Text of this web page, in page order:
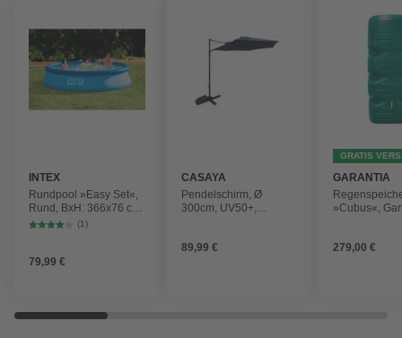
INTEX
Rundpool »Easy Set«,
Rund, BxH: 366x76 cm,
blau
(1)
79,99 €
CASAYA
Pendelschirm, Ø
300cm, UV50+,
89,99 €
GRATIS
GARANTIA
»Cubus«,
279,00 €